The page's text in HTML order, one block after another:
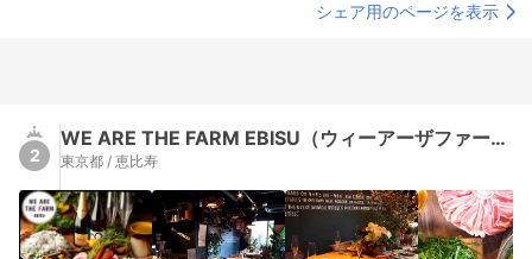
シェア用のページを表示
2
WE ARE THE FARM EBISU（ウィーアーザファーム）
東京都 / 恵比寿